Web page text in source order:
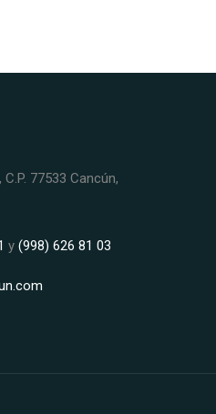
77533 Cancún,
y (998) 626 81 03